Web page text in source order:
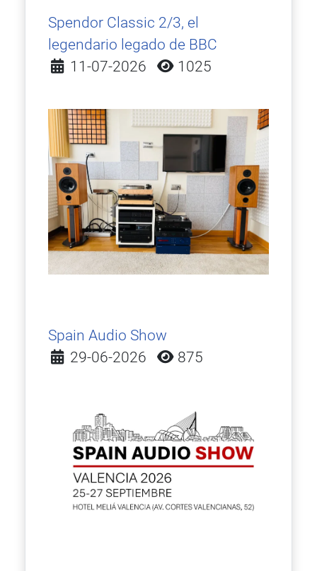
Spendor Classic 2/3, el
legendario legado de BBC
Detalles
11-07-2026 1025
Spain Audio Show
Detalles
29-06-2026 875